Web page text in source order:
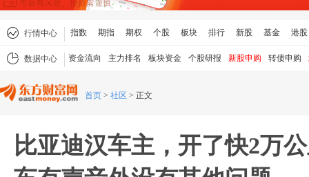
行情中心 指数 期指 期权 个股 板块 排行 新股 基金 港股
数据中心 资金流向 主力排名 板块资金 个股研报 新股申购 转债申购
首页 > 社区 > 正文
比亚迪汉车主，开了快2万